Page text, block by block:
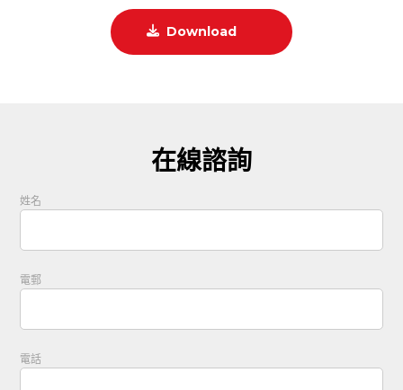
Download
在線諮詢
姓名
電郵
電話